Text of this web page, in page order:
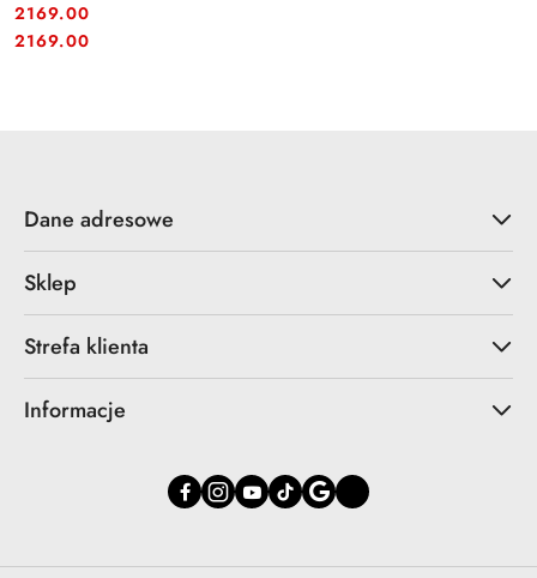
Cena:
2169.00
Cena:
2169.00
Dane adresowe
Sklep
Strefa klienta
Informacje